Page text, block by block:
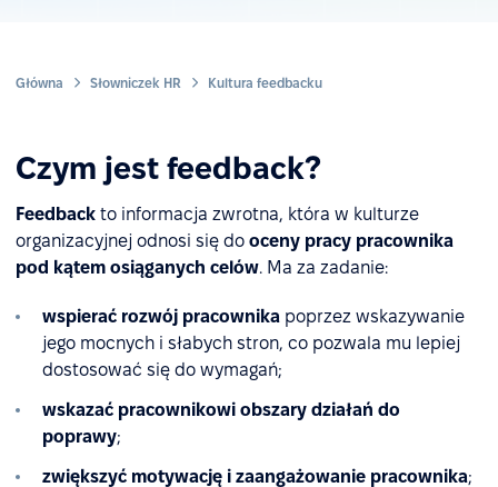
Główna Słowniczek HR Kultura feedbacku
Czym jest feedback?
Feedback to informacja zwrotna, która w kulturze
organizacyjnej odnosi się do oceny pracy pracownika
pod kątem osiąganych celów. Ma za zadanie:
wspierać rozwój pracownika poprzez wskazywanie
jego mocnych i słabych stron, co pozwala mu lepiej
dostosować się do wymagań;
wskazać pracownikowi obszary działań do
poprawy;
zwiększyć motywację i zaangażowanie pracownika;